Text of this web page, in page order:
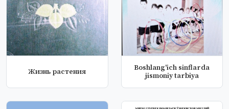
Жизнь растения
Boshlang'ich sinflarda
jismoniy tarbiya